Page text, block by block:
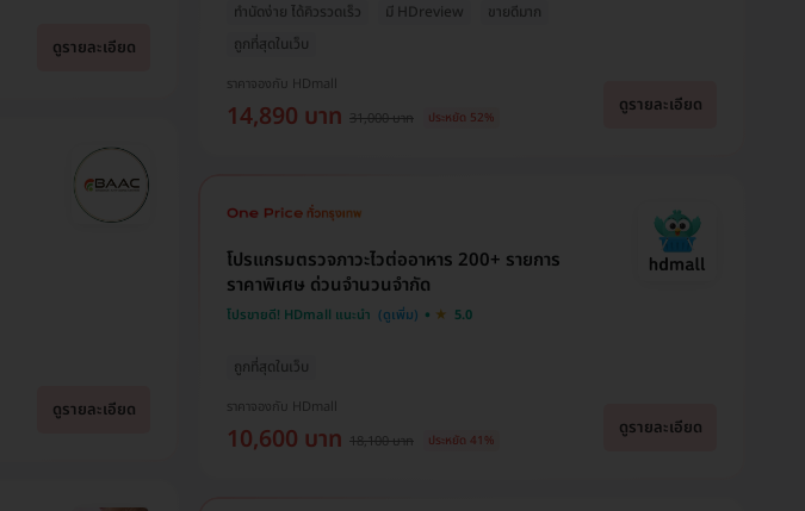
ดูรายละเอียด
ดูรายละเอียด
ทำนัดง่าย ได้คิวรวดเร็ว มี HDreview
ขายดีมาก
ถูกที่สุดในเว็บ
ราคาจองกับ HDmall
14,890 บาท 31,000 บาท ประหยัด 52%
ดูรายละเอียด
ถูกที่สุดในเว็บ
โปรแกรมตรวจภาวะไวต่ออาหาร 200+ รายการ
ราคาพิเศษ ด่วนจำนวนจำกัด
โปรขายดี! HDmall แนะนำ 5.0
ราคาจองกับ HDmall
10,600 บาท 18,100 บาท ประหยัด 41%
ดูรายละเอียด